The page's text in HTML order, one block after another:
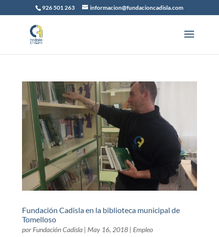
926 501 263 informacion@fundacioncadisla.com
Fundación Cadisla en la biblioteca municipal de
Tomelloso
por Fundación Cadisla| May 16, 2018| Empleo